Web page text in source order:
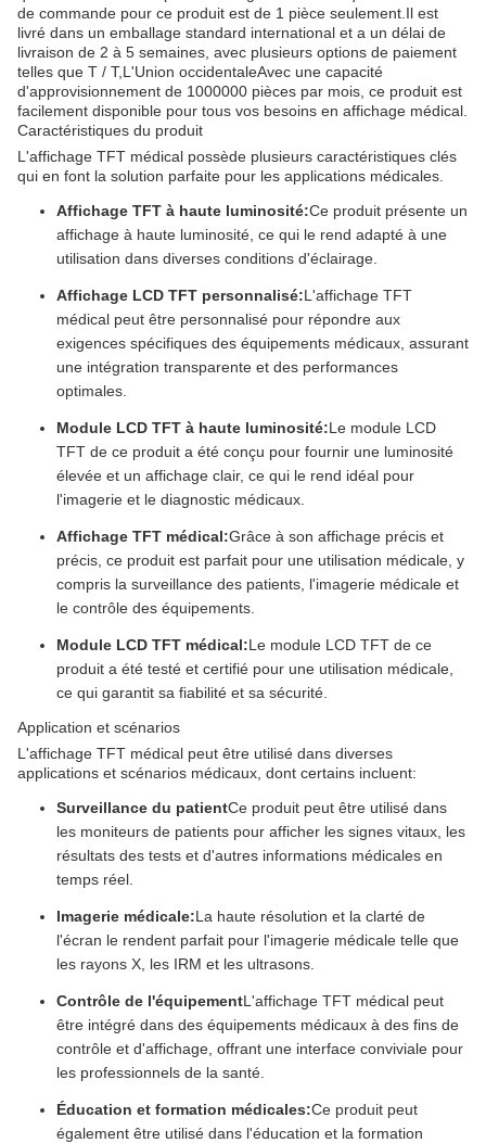
de commande pour ce produit est de 1 pièce seulement.Il est
livré dans un emballage standard international et a un délai de
livraison de 2 à 5 semaines, avec plusieurs options de paiement
telles que T / T,L'Union occidentaleAvec une capacité
d'approvisionnement de 1000000 pièces par mois, ce produit est
facilement disponible pour tous vos besoins en affichage médical.
Caractéristiques du produit
L'affichage TFT médical possède plusieurs caractéristiques clés
qui en font la solution parfaite pour les applications médicales.
Affichage TFT à haute luminosité:Ce produit présente un
affichage à haute luminosité, ce qui le rend adapté à une
utilisation dans diverses conditions d'éclairage.
Affichage LCD TFT personnalisé:L'affichage TFT
médical peut être personnalisé pour répondre aux
exigences spécifiques des équipements médicaux, assurant
une intégration transparente et des performances
optimales.
Module LCD TFT à haute luminosité:Le module LCD
TFT de ce produit a été conçu pour fournir une luminosité
élevée et un affichage clair, ce qui le rend idéal pour
l'imagerie et le diagnostic médicaux.
Affichage TFT médical:Grâce à son affichage précis et
précis, ce produit est parfait pour une utilisation médicale, y
compris la surveillance des patients, l'imagerie médicale et
le contrôle des équipements.
Module LCD TFT médical:Le module LCD TFT de ce
produit a été testé et certifié pour une utilisation médicale,
ce qui garantit sa fiabilité et sa sécurité.
Application et scénarios
L'affichage TFT médical peut être utilisé dans diverses
applications et scénarios médicaux, dont certains incluent:
Surveillance du patientCe produit peut être utilisé dans
les moniteurs de patients pour afficher les signes vitaux, les
résultats des tests et d'autres informations médicales en
temps réel.
Imagerie médicale:La haute résolution et la clarté de
l'écran le rendent parfait pour l'imagerie médicale telle que
les rayons X, les IRM et les ultrasons.
Contrôle de l'équipementL'affichage TFT médical peut
être intégré dans des équipements médicaux à des fins de
contrôle et d'affichage, offrant une interface conviviale pour
les professionnels de la santé.
Éducation et formation médicales:Ce produit peut
également être utilisé dans l'éducation et la formation